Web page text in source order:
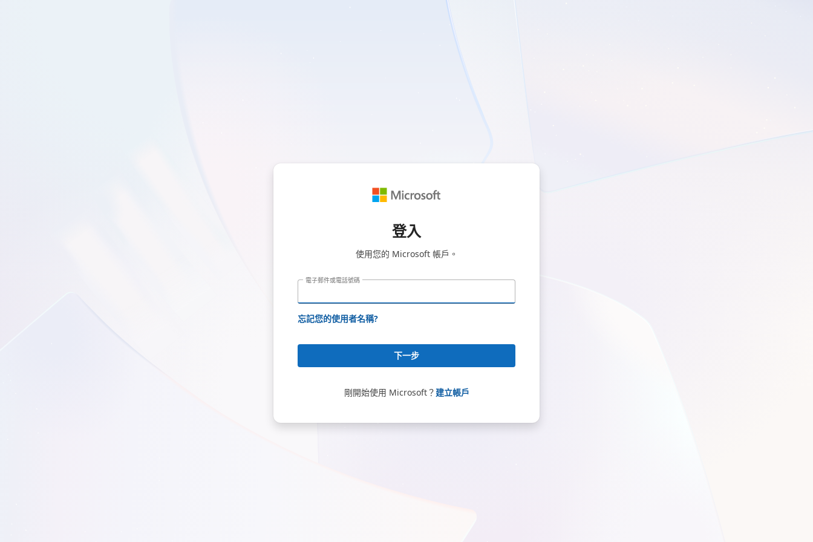
登入
使用您的 Microsoft 帳戶。
電子郵件或電話號碼
忘記您的使用者名稱?
下一步
剛開始使用 Microsoft？建立帳戶